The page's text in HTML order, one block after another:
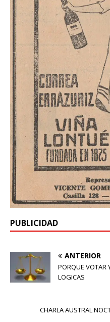
PUBLICIDAD
ANTERIOR
PORQUE VOTAR
LOGICAS
CHARLA AUSTRAL